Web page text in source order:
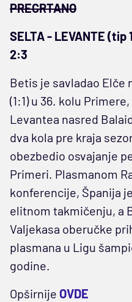
PRECRTANO
SELTA - LEVANTE
2:3
Betis je savladao Elče
(1:1) u 36. kolu
Levantea nasred
dva kola pre kraja
obezbedio osvajanje
Primeri. Plasmanom
konferencije, Španija
elitnom takmičenju, a
Valjekasa oberučke
plasmana u Ligu
godine.
Opširnije OVDE